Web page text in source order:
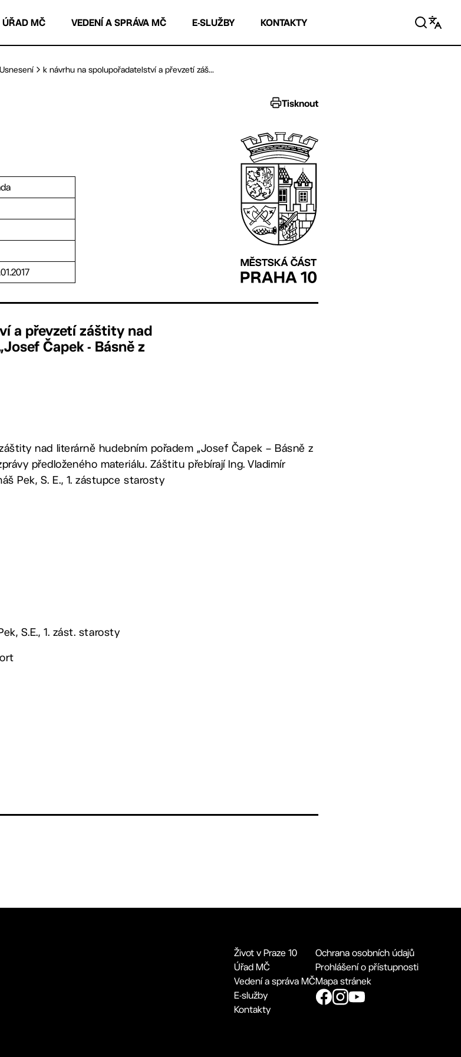
ÚŘAD MČ VEDENÍ A SPRÁVA MČ E-SLUŽBY KONTAKTY
Usnesení k návrhu na spolupořadatelství a převzetí záš...
Tisknout
a převzetí záštity nad
Čapek - Básně z
nad literárně hudebním pořadem „Josef Čapek – Básně z
předloženého materiálu. Záštitu přebírají Ing. Vladimír
Pek, S. E., 1. zástupce starosty
S.E., 1. zást. starosty
Život v Praze 10
Úřad MČ
Vedení a správa MČ
E-služby
Kontakty
Ochrana osobních údajů
Prohlášení o přístupnosti
Mapa stránek